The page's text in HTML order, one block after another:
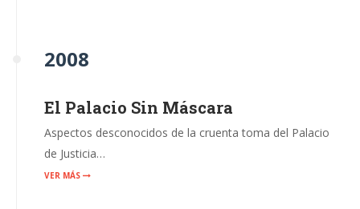
2008
El Palacio Sin Máscara
Aspectos desconocidos de la cruenta toma del Palacio
de Justicia…
VER MÁS